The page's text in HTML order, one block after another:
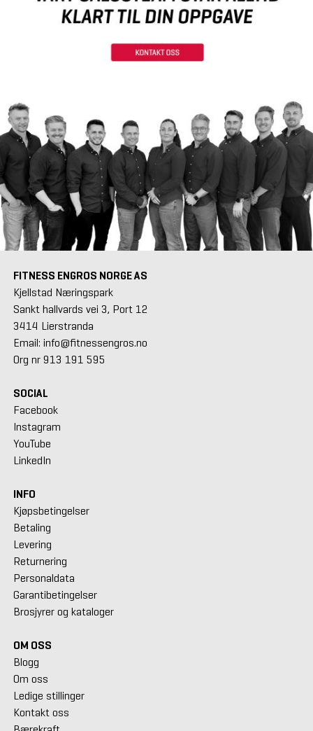
FITNESS ENGROS NORGE AS
Kjellstad Næringspark
Sankt hallvards vei 3, Port 12
3414 Lierstranda
Email: info@fitnessengros.no
Org nr 913 191 595
SOCIAL
Facebook
Instagram
YouTube
LinkedIn
INFO
Kjøpsbetingelser
Betaling
Levering
Returnering
Personaldata
Garantibetingelser
Brosjyrer og kataloger
OM OSS
Blogg
Om oss
Ledige stillinger
Kontakt oss